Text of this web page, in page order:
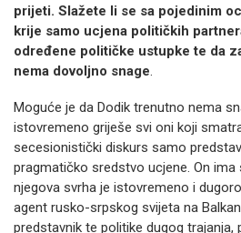
prijeti. Slažete li se sa pojedinim
krije samo ucjena političkih
određene političke ustupke te da
nema dovoljno snage
Moguće je da Dodik trenutno nema
istovremeno griješe svi oni koji
secesionistički diskurs samo
pragmatičko sredstvo ucjene. On ima
njegova svrha je istovremeno i
agent rusko-srpskog svijeta na
predstavnik te politike dugog trajanja,